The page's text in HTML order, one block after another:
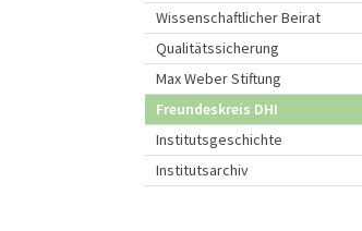
Wissenschaftlicher Beirat
Qualitätssicherung
Max Weber Stiftung
Freundeskreis DHI
Institutsgeschichte
Institutsarchiv